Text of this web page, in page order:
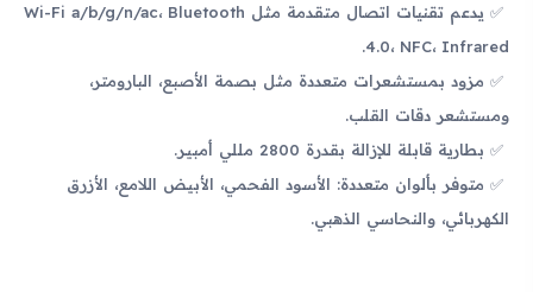
يدعم تقنيات اتصال متقدمة مثل Wi-Fi a/b/g/n/ac، Bluetooth
4.0، NFC، Infrared.
مزود بمستشعرات متعددة مثل بصمة الأصبع، البارومتر،
ومستشعر دقات القلب.
بطارية قابلة للإزالة بقدرة 2800 مللي أمبير.
متوفر بألوان متعددة: الأسود الفحمي، الأبيض اللامع، الأزرق
الكهربائي، والنحاسي الذهبي.